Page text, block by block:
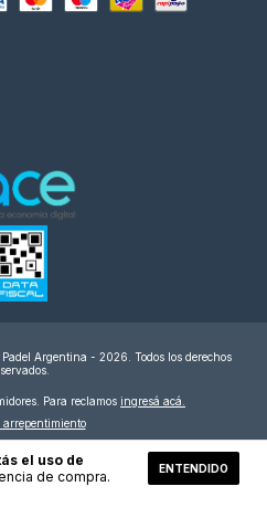
el uso de
de compra. ENTENDIDO
Argentina - 2026. Todos los derechos
Para reclamos ingresá acá.
arrepentimiento